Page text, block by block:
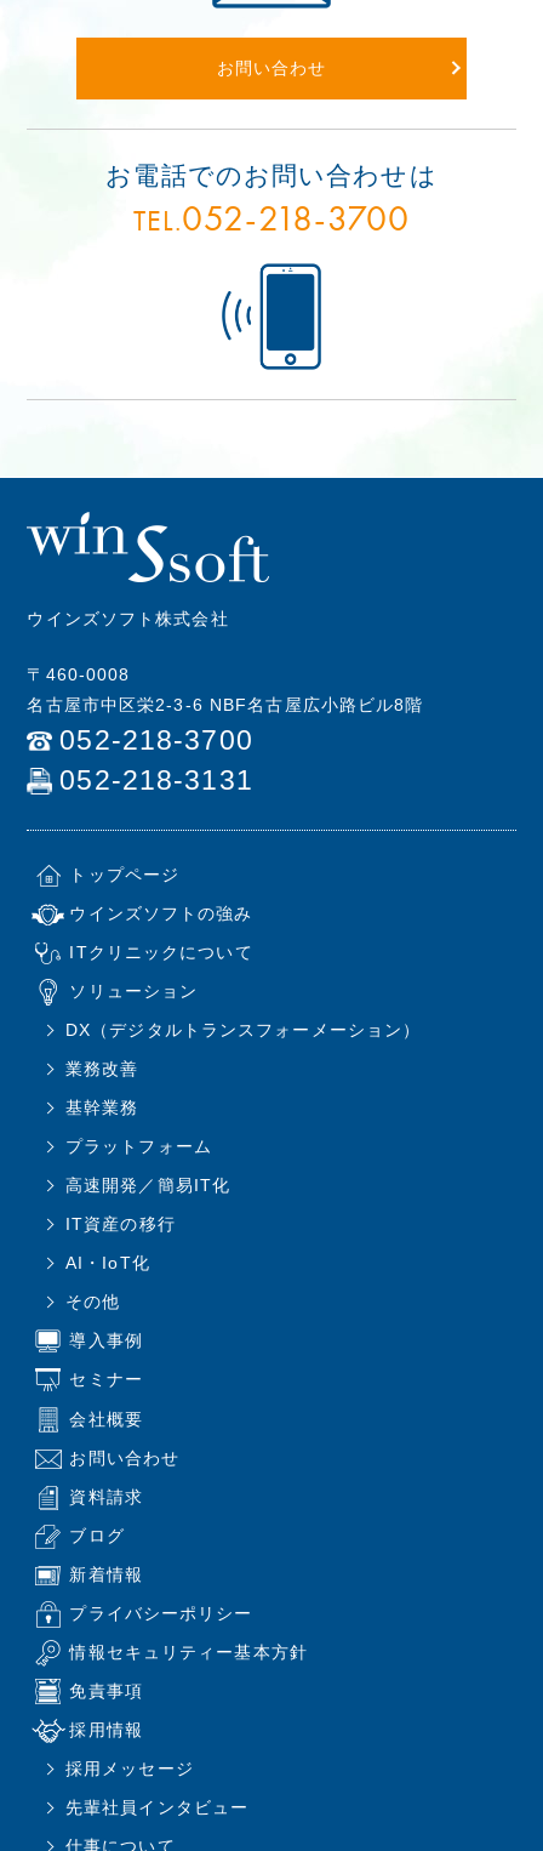
お問い合わせ
お電話でのお問い合わせは
TEL.052-218-3700
ウインズソフト株式会社
〒460-0008
名古屋市中区栄2-3-6 NBF名古屋広小路ビル8階
052-218-3700
052-218-3131
トップページ
ウインズソフトの強み
ITクリニックについて
ソリューション
DX（デジタルトランスフォーメーション）
業務改善
基幹業務
プラットフォーム
高速開発／簡易IT化
IT資産の移行
AI・IoT化
その他
導入事例
セミナー
会社概要
お問い合わせ
資料請求
ブログ
新着情報
プライバシーポリシー
情報セキュリティー基本方針
免責事項
採用情報
採用メッセージ
先輩社員インタビュー
仕事について